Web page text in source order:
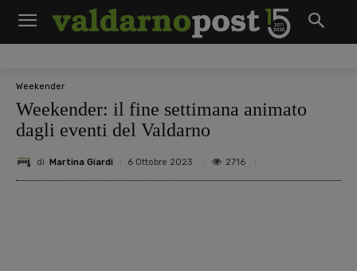
Weekender
Weekender: il fine settimana animato
dagli eventi del Valdarno
di Martina Giardi 6 Ottobre 2023 2716